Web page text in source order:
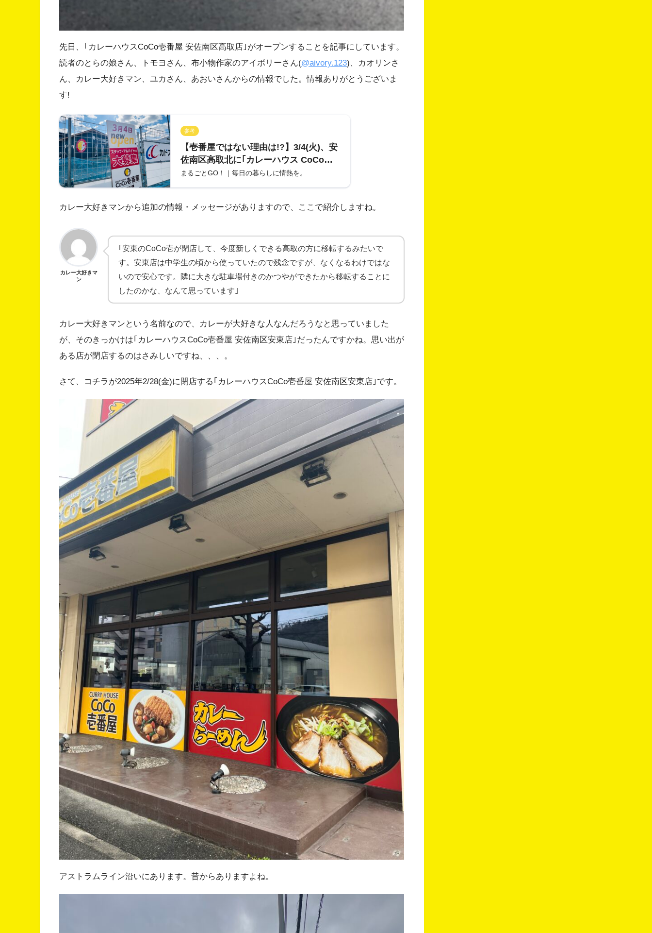
先日、｢カレーハウスCoCo壱番屋 安佐南区高取店｣がオープンすることを記事にしています。
読者のとらの娘さん、トモヨさん、布小物作家のアイボリーさん(@aivory.123)、カオリンさ
ん、カレー大好きマン、ユカさん、あおいさんからの情報でした。情報ありがとうございま
す!
参考
【壱番屋ではない理由は!?】3/4(火)、安
佐南区高取北に｢カレーハウス CoCo
ICHIBANYA｣がオープン。ココイチが推
まるごとGO！｜毎日の暮らしに情熱を。
カレー大好きマンから追加の情報・メッセージがありますので、ここで紹介しますね。
カレー大好きマ
ン
｢安東のCoCo壱が閉店して、今度新しくできる高取の方に移転するみたいで
す。安東店は中学生の頃から使っていたので残念ですが、なくなるわけではな
いので安心です。隣に大きな駐車場付きのかつやができたから移転することに
したのかな、なんて思っています｣
カレー大好きマンという名前なので、カレーが大好きな人なんだろうなと思っていました
が、そのきっかけは｢カレーハウスCoCo壱番屋 安佐南区安東店｣だったんですかね。思い出が
ある店が閉店するのはさみしいですね、、、。
さて、コチラが2025年2/28(金)に閉店する｢カレーハウスCoCo壱番屋 安佐南区安東店｣です。
アストラムライン沿いにあります。昔からありますよね。